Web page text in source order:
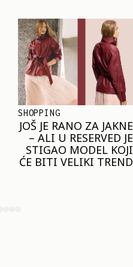
TRENDOVI
NAJVEĆI MIKRO-
TREND SEZONE VAS
POZIVA DA SPOJITE
NESPOJIVO